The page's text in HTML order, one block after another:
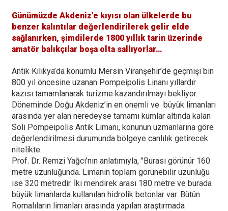
Günümüzde Akdeniz’e kıyısı olan ülkelerde bu
benzer kalıntılar değerlendirilerek gelir elde
sağlanırken, şimdilerde 1800 yıllık tarin üzerinde
amatör balıkçılar boşa olta sallıyorlar…
Antik Kilikya’da konumlu Mersin Viranşehir’de geçmişi bin
800 yıl öncesine uzanan Pompeipolis Linanı yıllardır
kazısı tamamlanarak turizme kazandırılmayı bekliyor.
Döneminde Doğu Akdeniz’in en önemli ve büyük limanları
arasında yer alan neredeyse tamamı kumlar altında kalan
Soli Pompeipolis Antik Limanı, konunun uzmanlarına göre
değerlendirilmesi durumunda bölgeye canlılık getirecek
nitelikte.
Prof. Dr. Remzi Yağcı’nın anlatımıyla, "Burası görünür 160
metre uzunluğunda. Limanın toplam görünebilir uzunluğu
ise 320 metredir. İki mendirek arası 180 metre ve burada
büyük limanlarda kullanılan hidrolik betonlar var. Bütün
Romalıların limanları arasında yapılan araştırmada